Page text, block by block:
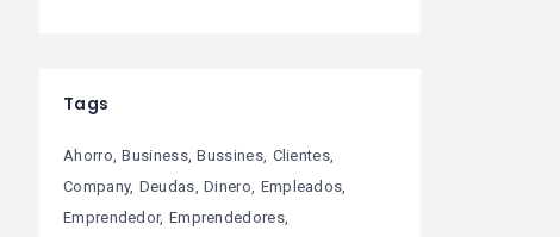
Tags
Ahorro Business Bussines Clientes
Company Deudas Dinero Empleados
Emprendedor Emprendedores